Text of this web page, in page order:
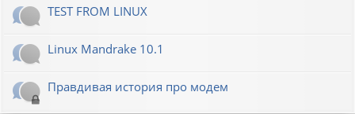
TEST FROM LINUX
Linux Mandrake 10.1
Правдивая история про модем